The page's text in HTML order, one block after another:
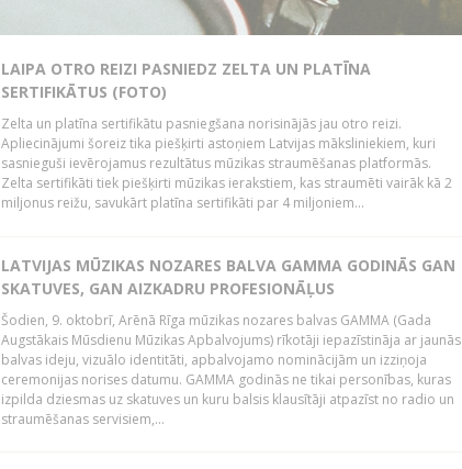
LAIPA OTRO REIZI PASNIEDZ ZELTA UN PLATĪNA
SERTIFIKĀTUS (FOTO)
Zelta un platīna sertifikātu pasniegšana norisinājās jau otro reizi.
Apliecinājumi šoreiz tika piešķirti astoņiem Latvijas māksliniekiem, kuri
sasnieguši ievērojamus rezultātus mūzikas straumēšanas platformās.
Zelta sertifikāti tiek piešķirti mūzikas ierakstiem, kas straumēti vairāk kā 2
miljonus reižu, savukārt platīna sertifikāti par 4 miljoniem...
LATVIJAS MŪZIKAS NOZARES BALVA GAMMA GODINĀS GAN
SKATUVES, GAN AIZKADRU PROFESIONĀĻUS
Šodien, 9. oktobrī, Arēnā Rīga mūzikas nozares balvas GAMMA (Gada
Augstākais Mūsdienu Mūzikas Apbalvojums) rīkotāji iepazīstināja ar jaunās
balvas ideju, vizuālo identitāti, apbalvojamo nominācijām un izziņoja
ceremonijas norises datumu. GAMMA godinās ne tikai personības, kuras
izpilda dziesmas uz skatuves un kuru balsis klausītāji atpazīst no radio un
straumēšanas servisiem,...